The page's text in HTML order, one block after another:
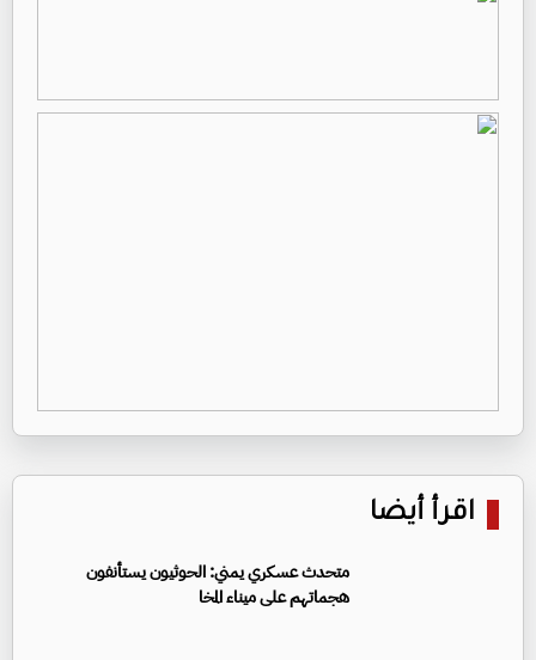
اقرأ أيضا
متحدث عسكري يمني: الحوثيون يستأنفون
هجماتهم على ميناء المخا